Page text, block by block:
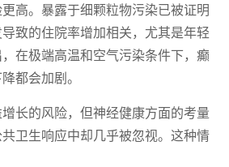
高。暴露于细颗粒物污染已被证明
致的住院率增加相关，尤其是年轻
在极端高温和空气污染条件下，癫
都会加剧。
长的风险，但神经健康方面的考量
卫生响应中却几乎被忽视。这种情